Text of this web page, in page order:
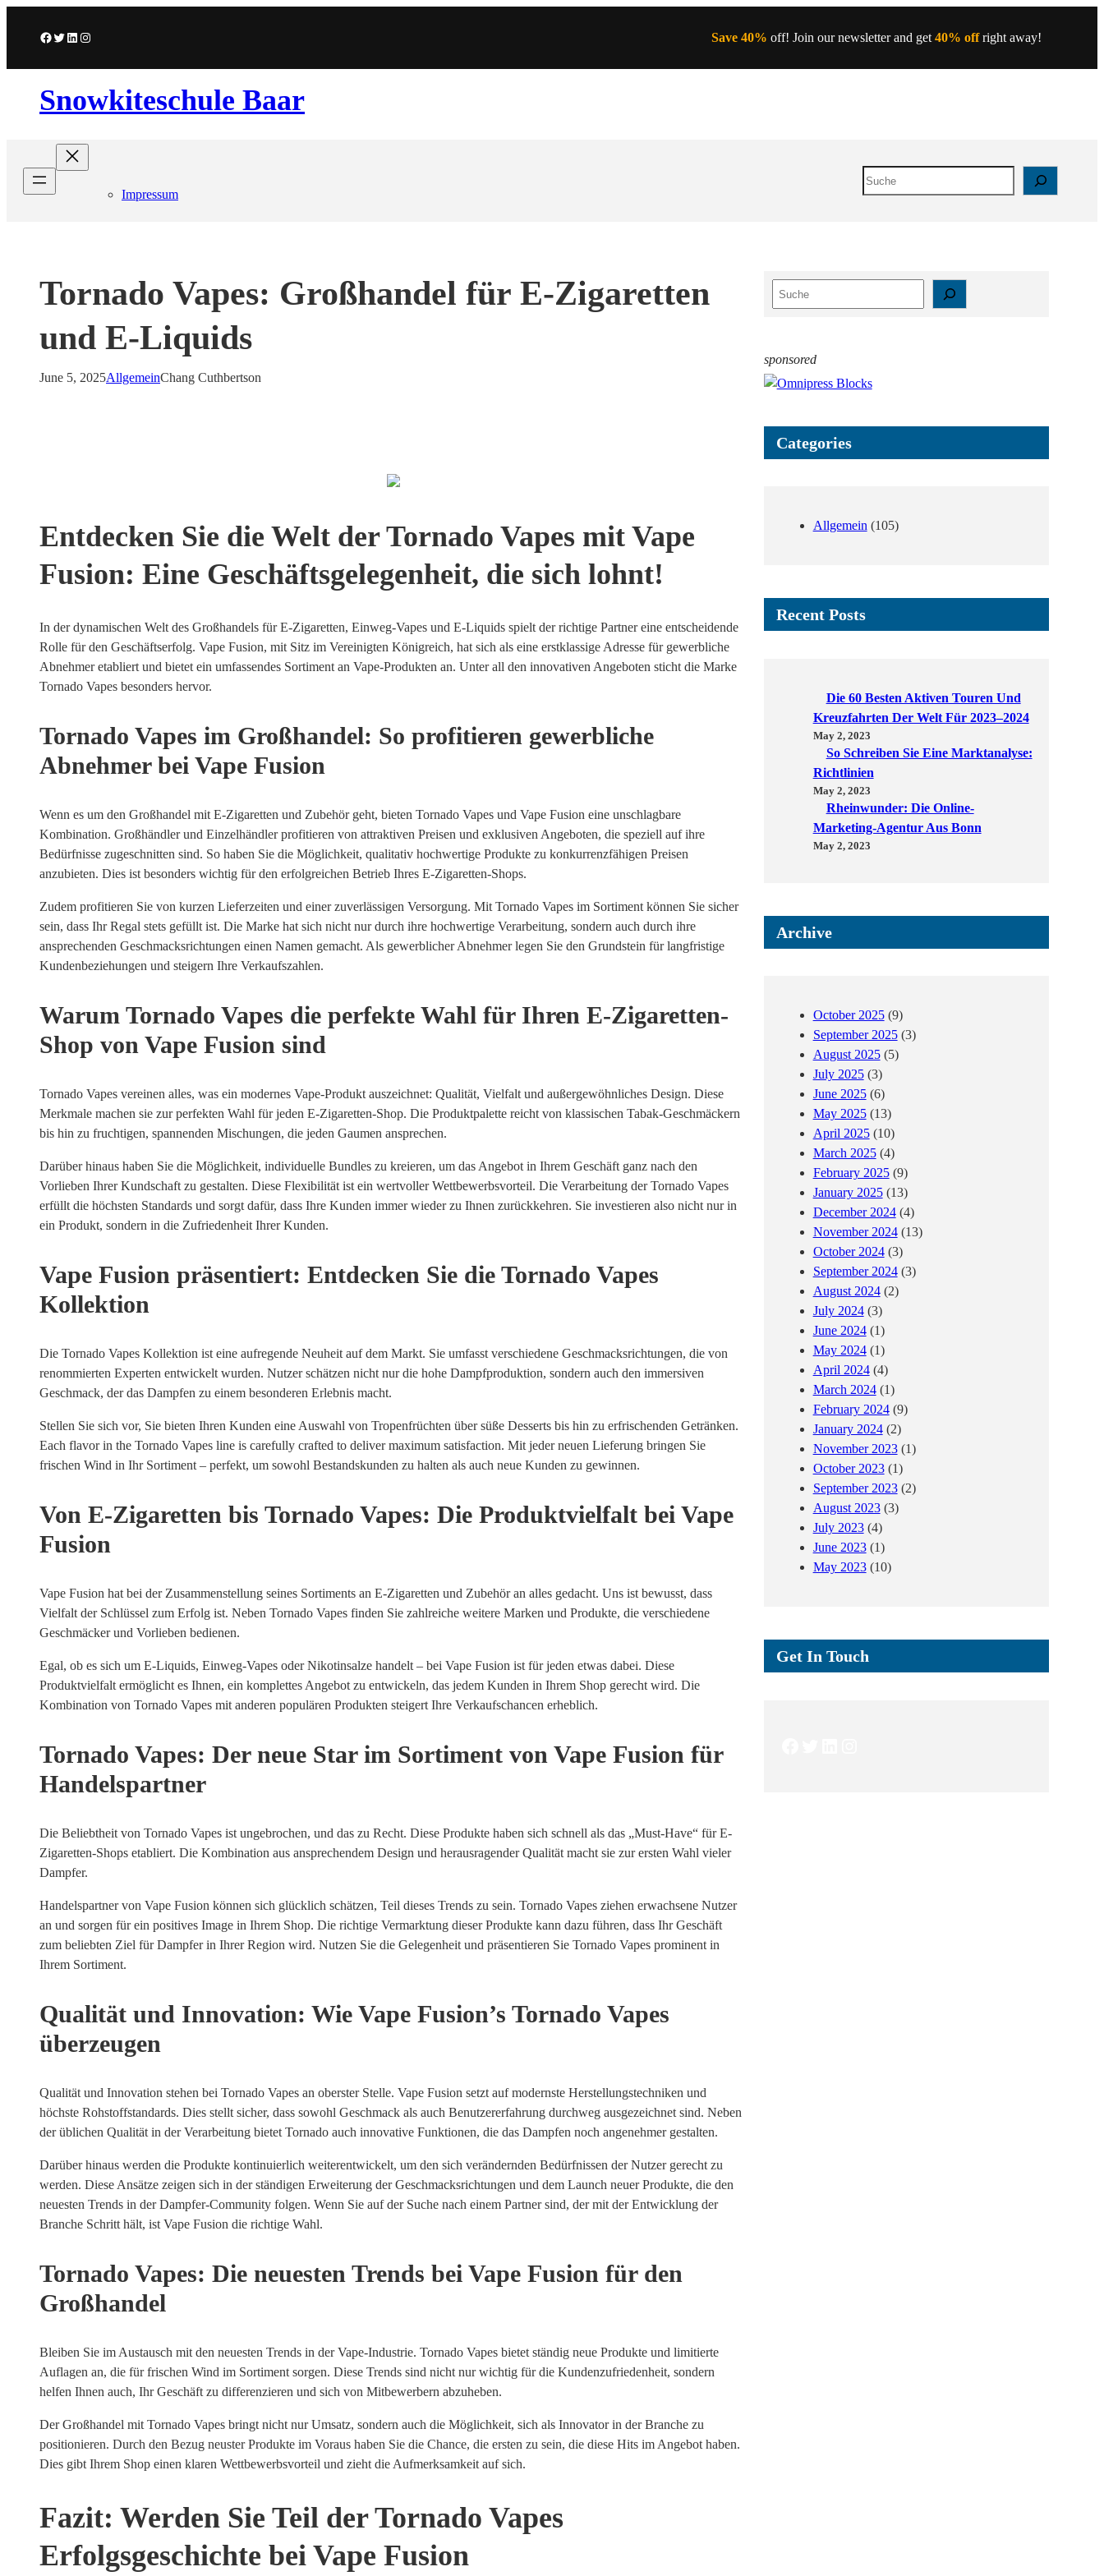
Facebook
Twitter
LinkedIn
Instagram Save 40% off! Join our newsletter and get 40% offright away!
Snowkiteschule Baar
Impressum
Search
Tornado Vapes: Großhandel für E-Zigaretten
und E-Liquids
June 5, 2025AllgemeinChang Cuthbertson
Entdecken Sie die Welt der Tornado Vapes mit Vape
Fusion: Eine Geschäftsgelegenheit, die sich lohnt!
In der dynamischen Welt des Großhandels für E-Zigaretten, Einweg-Vapes und E-Liquids spielt der richtige Partner eine entscheidende
Rolle für den Geschäftserfolg. Vape Fusion, mit Sitz im Vereinigten Königreich, hat sich als eine erstklassige Adresse für gewerbliche
Abnehmer etabliert und bietet ein umfassendes Sortiment an Vape-Produkten an. Unter all den innovativen Angeboten sticht die Marke
Tornado Vapes besonders hervor.
Tornado Vapes im Großhandel: So profitieren gewerbliche
Abnehmer bei Vape Fusion
Wenn es um den Großhandel mit E-Zigaretten und Zubehör geht, bieten Tornado Vapes und Vape Fusion eine unschlagbare
Kombination. Großhändler und Einzelhändler profitieren von attraktiven Preisen und exklusiven Angeboten, die speziell auf ihre
Bedürfnisse zugeschnitten sind. So haben Sie die Möglichkeit, qualitativ hochwertige Produkte zu konkurrenzfähigen Preisen
anzubieten. Dies ist besonders wichtig für den erfolgreichen Betrieb Ihres E-Zigaretten-Shops.
Zudem profitieren Sie von kurzen Lieferzeiten und einer zuverlässigen Versorgung. Mit Tornado Vapes im Sortiment können Sie sicher
sein, dass Ihr Regal stets gefüllt ist. Die Marke hat sich nicht nur durch ihre hochwertige Verarbeitung, sondern auch durch ihre
ansprechenden Geschmacksrichtungen einen Namen gemacht. Als gewerblicher Abnehmer legen Sie den Grundstein für langfristige
Kundenbeziehungen und steigern Ihre Verkaufszahlen.
Warum Tornado Vapes die perfekte Wahl für Ihren E-Zigaretten-
Shop von Vape Fusion sind
Tornado Vapes vereinen alles, was ein modernes Vape-Produkt auszeichnet: Qualität, Vielfalt und außergewöhnliches Design. Diese
Merkmale machen sie zur perfekten Wahl für jeden E-Zigaretten-Shop. Die Produktpalette reicht von klassischen Tabak-Geschmäckern
bis hin zu fruchtigen, spannenden Mischungen, die jeden Gaumen ansprechen.
Darüber hinaus haben Sie die Möglichkeit, individuelle Bundles zu kreieren, um das Angebot in Ihrem Geschäft ganz nach den
Vorlieben Ihrer Kundschaft zu gestalten. Diese Flexibilität ist ein wertvoller Wettbewerbsvorteil. Die Verarbeitung der Tornado Vapes
erfüllt die höchsten Standards und sorgt dafür, dass Ihre Kunden immer wieder zu Ihnen zurückkehren. Sie investieren also nicht nur in
ein Produkt, sondern in die Zufriedenheit Ihrer Kunden.
Vape Fusion präsentiert: Entdecken Sie die Tornado Vapes
Kollektion
Die Tornado Vapes Kollektion ist eine aufregende Neuheit auf dem Markt. Sie umfasst verschiedene Geschmacksrichtungen, die von
renommierten Experten entwickelt wurden. Nutzer schätzen nicht nur die hohe Dampfproduktion, sondern auch den immersiven
Geschmack, der das Dampfen zu einem besonderen Erlebnis macht.
Stellen Sie sich vor, Sie bieten Ihren Kunden eine Auswahl von Tropenfrüchten über süße Desserts bis hin zu erfrischenden Getränken.
Each flavor in the Tornado Vapes line is carefully crafted to deliver maximum satisfaction. Mit jeder neuen Lieferung bringen Sie
frischen Wind in Ihr Sortiment – perfekt, um sowohl Bestandskunden zu halten als auch neue Kunden zu gewinnen.
Von E-Zigaretten bis Tornado Vapes: Die Produktvielfalt bei Vape
Fusion
Vape Fusion hat bei der Zusammenstellung seines Sortiments an E-Zigaretten und Zubehör an alles gedacht. Uns ist bewusst, dass
Vielfalt der Schlüssel zum Erfolg ist. Neben Tornado Vapes finden Sie zahlreiche weitere Marken und Produkte, die verschiedene
Geschmäcker und Vorlieben bedienen.
Egal, ob es sich um E-Liquids, Einweg-Vapes oder Nikotinsalze handelt – bei Vape Fusion ist für jeden etwas dabei. Diese
Produktvielfalt ermöglicht es Ihnen, ein komplettes Angebot zu entwickeln, das jedem Kunden in Ihrem Shop gerecht wird. Die
Kombination von Tornado Vapes mit anderen populären Produkten steigert Ihre Verkaufschancen erheblich.
Tornado Vapes: Der neue Star im Sortiment von Vape Fusion für
Handelspartner
Die Beliebtheit von Tornado Vapes ist ungebrochen, und das zu Recht. Diese Produkte haben sich schnell als das „Must-Have“ für E-
Zigaretten-Shops etabliert. Die Kombination aus ansprechendem Design und herausragender Qualität macht sie zur ersten Wahl vieler
Dampfer.
Handelspartner von Vape Fusion können sich glücklich schätzen, Teil dieses Trends zu sein. Tornado Vapes ziehen erwachsene Nutzer
an und sorgen für ein positives Image in Ihrem Shop. Die richtige Vermarktung dieser Produkte kann dazu führen, dass Ihr Geschäft
zum beliebten Ziel für Dampfer in Ihrer Region wird. Nutzen Sie die Gelegenheit und präsentieren Sie Tornado Vapes prominent in
Ihrem Sortiment.
Qualität und Innovation: Wie Vape Fusion’s Tornado Vapes
überzeugen
Qualität und Innovation stehen bei Tornado Vapes an oberster Stelle. Vape Fusion setzt auf modernste Herstellungstechniken und
höchste Rohstoffstandards. Dies stellt sicher, dass sowohl Geschmack als auch Benutzererfahrung durchweg ausgezeichnet sind. Neben
der üblichen Qualität in der Verarbeitung bietet Tornado auch innovative Funktionen, die das Dampfen noch angenehmer gestalten.
Darüber hinaus werden die Produkte kontinuierlich weiterentwickelt, um den sich verändernden Bedürfnissen der Nutzer gerecht zu
werden. Diese Ansätze zeigen sich in der ständigen Erweiterung der Geschmacksrichtungen und dem Launch neuer Produkte, die den
neuesten Trends in der Dampfer-Community folgen. Wenn Sie auf der Suche nach einem Partner sind, der mit der Entwicklung der
Branche Schritt hält, ist Vape Fusion die richtige Wahl.
Tornado Vapes: Die neuesten Trends bei Vape Fusion für den
Großhandel
Bleiben Sie im Austausch mit den neuesten Trends in der Vape-Industrie. Tornado Vapes bietet ständig neue Produkte und limitierte
Auflagen an, die für frischen Wind im Sortiment sorgen. Diese Trends sind nicht nur wichtig für die Kundenzufriedenheit, sondern
helfen Ihnen auch, Ihr Geschäft zu differenzieren und sich von Mitbewerbern abzuheben.
Der Großhandel mit Tornado Vapes bringt nicht nur Umsatz, sondern auch die Möglichkeit, sich als Innovator in der Branche zu
positionieren. Durch den Bezug neuster Produkte im Voraus haben Sie die Chance, die ersten zu sein, die diese Hits im Angebot haben.
Dies gibt Ihrem Shop einen klaren Wettbewerbsvorteil und zieht die Aufmerksamkeit auf sich.
Fazit: Werden Sie Teil der Tornado Vapes
Erfolgsgeschichte bei Vape Fusion
e
c
h
sponsored
Categories
Allgemein (105)
Recent Posts
Die 60 Besten Aktiven Touren Und
Kreuzfahrten Der Welt Für 2023–2024
May 2, 2023
So Schreiben Sie Eine Marktanalyse:
Richtlinien
May 2, 2023
Rheinwunder: Die Online-
Marketing-Agentur Aus Bonn
May 2, 2023
Archive
October 2025(9)
September 2025(3)
August 2025(5)
July 2025(3)
June 2025(6)
May 2025(13)
April 2025(10)
March 2025(4)
February 2025(9)
January 2025(13)
December 2024(4)
November 2024(13)
October 2024(3)
September 2024(3)
August 2024(2)
July 2024(3)
June 2024(1)
May 2024(1)
April 2024(4)
March 2024(1)
February 2024(9)
January 2024(2)
November 2023(1)
October 2023(1)
September 2023(2)
August 2023(3)
July 2023(4)
June 2023(1)
May 2023(10)
Get In Touch